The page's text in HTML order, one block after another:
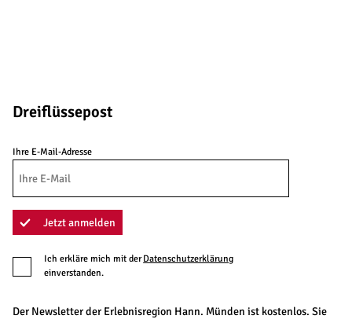
Dreiflüssepost
Ihre E-Mail-Adresse
Jetzt anmelden
Ich erkläre mich mit derDatenschutzerklärung
einverstanden.
Der Newsletter der Erlebnisregion Hann. Münden ist kostenlos. Sie